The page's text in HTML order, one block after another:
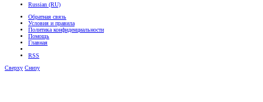
Russian (RU)
Обратная связь
Условия и правила
Политика конфиденциальности
Помощь
Главная
RSS
Сверху Снизу